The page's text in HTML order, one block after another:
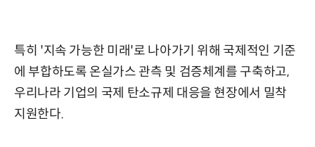
특히 '지속 가능한 미래'로 나아가기 위해 국제적인 기준
에 부합하도록 온실가스 관측 및 검증체계를 구축하고,
우리나라 기업의 국제 탄소규제 대응을 현장에서 밀착
지원한다.